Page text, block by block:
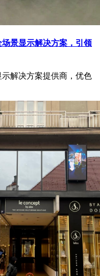
景显示解决方案，引领
解决方案提供商，优色